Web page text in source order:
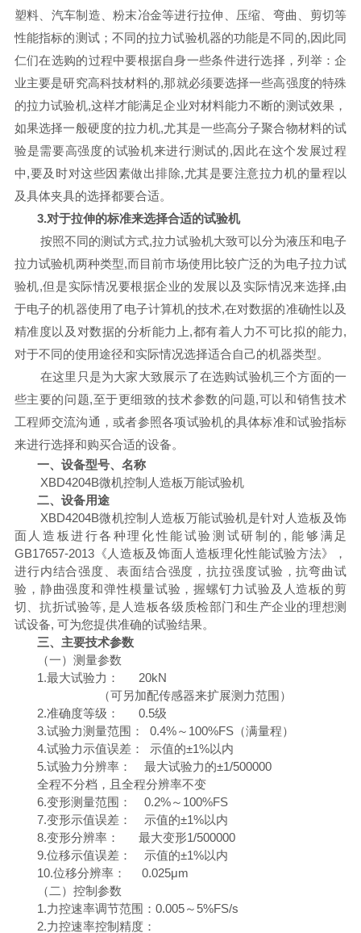
塑料、汽车制造、粉末冶⾦等进行拉伸、压缩、弯曲、剪切等
性能指标的测试；不同的拉力试验机器的功能是不同的,因此同
仁们在选购的过程中要根据自身一些条件进行选择，列举：企
业主要是研究高科技材料的,那就必须要选择一些高强度的特殊
的拉力试验机,这样才能满足企业对材料能力不断的测试效果，
如果选择一般硬度的拉力机,尤其是一些高分子聚合物材料的试
验是需要高强度的试验机来进行测试的,因此在这个发展过程
中,要及时对这些因素做出排除,尤其是要注意拉力机的量程以
及具体夹具的选择都要合适。
3.对于拉伸的标准来选择合适的试验机
按照不同的测试方式,拉力试验机大致可以分为液压和电子
拉力试验机两种类型,而目前市场使用比较广泛的为电子拉力试
验机,但是实际情况要根据企业的发展以及实际情况来选择,由
于电子的机器使用了电子计算机的技术,在对数据的准确性以及
精准度以及对数据的分析能力上,都有着人力不可比拟的能力,
对于不同的使用途径和实际情况选择适合自己的机器类型。
在这里只是为大家大致展示了在选购试验机三个方面的一
些主要的问题,至于更细致的技术参数的问题,可以和销售技术
工程师交流沟通，或者参照各项试验机的具体标准和试验指标
来进行选择和购买合适的设备。
一、设备型号、名称
XBD4204B微机控制人造板万能试验机
二、设备用途
XBD4204B微机控制人造板万能试验机是针对人造板及饰
面人造板进行各种理化性能试验测试研制的, 能够满足
GB17657-2013《人造板及饰面人造板理化性能试验方法》，
进行内结合强度、表面结合强度，抗拉强度试验，抗弯曲试
验，静曲强度和弹性模量试验，握螺钉力试验及人造板的剪
切、抗折试验等, 是人造板各级质检部门和生产企业的理想测
试设备, 可为您提供准确的试验结果。
三、主要技术参数
（一）测量参数
1.最大试验力： 20kN
（可另加配传感器来扩展测力范围）
2.准确度等级： 0.5级
3.试验力测量范围： 0.4%～100%FS（满量程）
4.试验力示值误差： 示值的±1%以内
5.试验力分辨率： 最大试验力的±1/500000
全程不分档，且全程分辨率不变
6.变形测量范围： 0.2%～100%FS
7.变形示值误差： 示值的±1%以内
8.变形分辨率： 最大变形1/500000
9.位移示值误差： 示值的±1%以内
10.位移分辨率： 0.025μm
（二）控制参数
1.力控速率调节范围：0.005～5%FS/s
2.力控速率控制精度：